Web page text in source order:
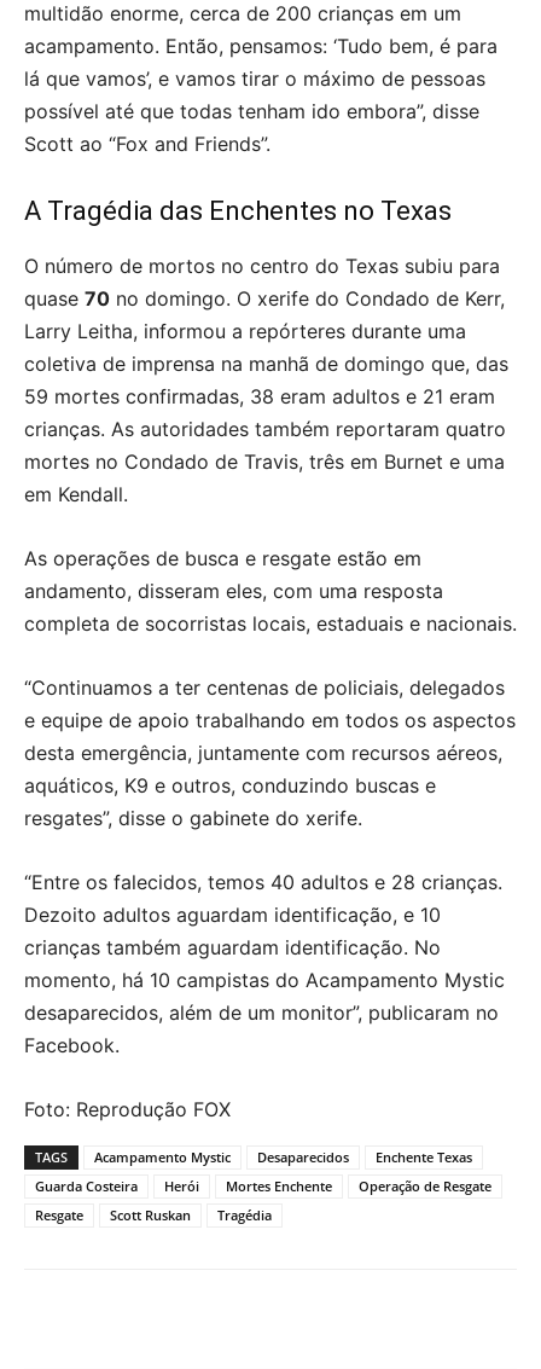
multidão enorme, cerca de 200 crianças em um
acampamento. Então, pensamos: ‘Tudo bem, é para
lá que vamos’, e vamos tirar o máximo de pessoas
possível até que todas tenham ido embora”, disse
Scott ao “Fox and Friends”.
A Tragédia das Enchentes no Texas
O número de mortos no centro do Texas subiu para
quase 70 no domingo. O xerife do Condado de Kerr,
Larry Leitha, informou a repórteres durante uma
coletiva de imprensa na manhã de domingo que, das
59 mortes confirmadas, 38 eram adultos e 21 eram
crianças. As autoridades também reportaram quatro
mortes no Condado de Travis, três em Burnet e uma
em Kendall.
As operações de busca e resgate estão em
andamento, disseram eles, com uma resposta
completa de socorristas locais, estaduais e nacionais.
“Continuamos a ter centenas de policiais, delegados
e equipe de apoio trabalhando em todos os aspectos
desta emergência, juntamente com recursos aéreos,
aquáticos, K9 e outros, conduzindo buscas e
resgates”, disse o gabinete do xerife.
“Entre os falecidos, temos 40 adultos e 28 crianças.
Dezoito adultos aguardam identificação, e 10
crianças também aguardam identificação. No
momento, há 10 campistas do Acampamento Mystic
desaparecidos, além de um monitor”, publicaram no
Facebook.
Foto: Reprodução FOX
TAGS Acampamento Mystic Desaparecidos
Enchente Texas
Guarda Costeira
Herói Mortes Enchente
Operação de Resgate
Resgate
Scott Ruskan Tragédia